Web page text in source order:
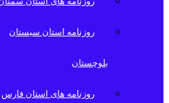
روزنامه استان سیستان
بلوچستان
روزنامه های استان فارس